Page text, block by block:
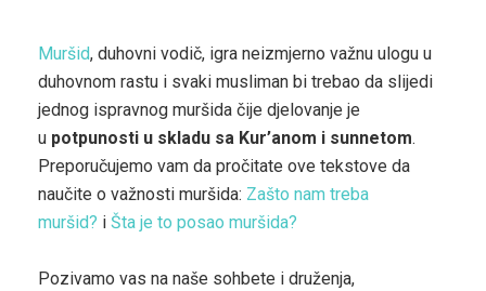
Muršid, duhovni vodič, igra neizmjerno važnu ulogu u
duhovnom rastu i svaki musliman bi trebao da slijedi
jednog ispravnog muršida čije djelovanje je
u potpunosti u skladu sa Kur’anom i sunnetom.
Preporučujemo vam da pročitate ove tekstove da
naučite o važnosti muršida: Zašto nam treba
muršid? i Šta je to posao muršida?
Pozivamo vas na naše sohbete i druženja,